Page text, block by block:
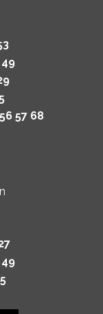
57 68